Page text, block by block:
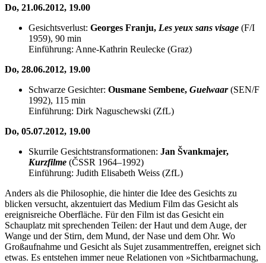
Do, 21.06.2012, 19.00
Gesichtsverlust: Georges Franju, Les yeux sans visage (F/I
1959), 90 min
Einführung: Anne-Kathrin Reulecke (Graz)
Do, 28.06.2012, 19.00
Schwarze Gesichter: Ousmane Sembene, Guelwaar(SEN/F
1992), 115 min
Einführung: Dirk Naguschewski (ZfL)
Do, 05.07.2012, 19.00
Skurrile Gesichtstransformationen: Jan Švankmajer,
Kurzfilme (ČSSR 1964–1992)
Einführung: Judith Elisabeth Weiss (ZfL)
Anders als die Philosophie, die hinter die Idee des Gesichts zu
blicken versucht, akzentuiert das Medium Film das Gesicht als
ereignisreiche Oberfläche. Für den Film ist das Gesicht ein
Schauplatz mit sprechenden Teilen: der Haut und dem Auge, der
Wange und der Stirn, dem Mund, der Nase und dem Ohr. Wo
Großaufnahme und Gesicht als Sujet zusammentreffen, ereignet sich
etwas. Es entstehen immer neue Relationen von »Sichtbarmachung,